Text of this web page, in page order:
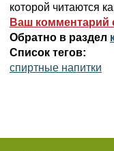
которой читаются
Ваш комментарий
Обратно в раздел
Список тегов:
спиртные напитки